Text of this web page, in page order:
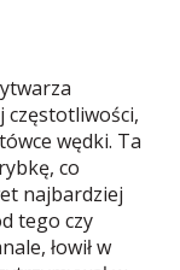
częstotliwości,
wędki. Ta
co
najbardziej
tego czy
łowił w